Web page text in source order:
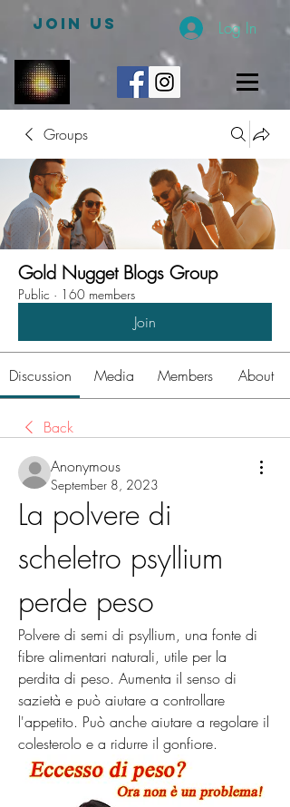
JOIN US Log In
Groups
Gold Nugget Blogs Group
Public · 160 members
Join
Discussion Media Members About
Back
Anonymous
September 8, 2023
La polvere di
scheletro psyllium
perde peso
Polvere di semi di psyllium, una fonte di
fibre alimentari naturali, utile per la
perdita di peso. Aumenta il senso di
sazietà e può aiutare a controllare
l'appetito. Può anche aiutare a regolare il
colesterolo e a ridurre il gonfiore.